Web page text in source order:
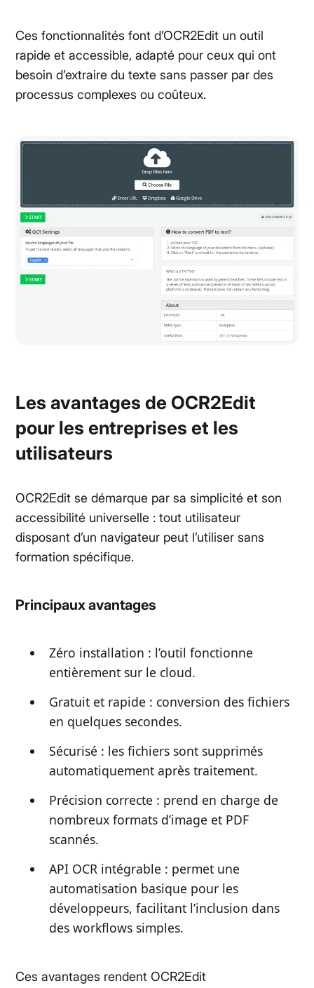
Ces fonctionnalités font d’OCR2Edit un outil
rapide et accessible, adapté pour ceux qui ont
besoin d’extraire du texte sans passer par des
processus complexes ou coûteux.
Les avantages de OCR2Edit
pour les entreprises et les
utilisateurs
OCR2Edit se démarque par sa simplicité et son
accessibilité universelle : tout utilisateur
disposant d’un navigateur peut l’utiliser sans
formation spécifique.
Principaux avantages
Zéro installation : l’outil fonctionne
entièrement sur le cloud.
Gratuit et rapide : conversion des fichiers
en quelques secondes.
Sécurisé : les fichiers sont supprimés
automatiquement après traitement.
Précision correcte : prend en charge de
nombreux formats d’image et PDF
scannés.
API OCR intégrable : permet une
automatisation basique pour les
développeurs, facilitant l’inclusion dans
des workflows simples.
Ces avantages rendent OCR2Edit